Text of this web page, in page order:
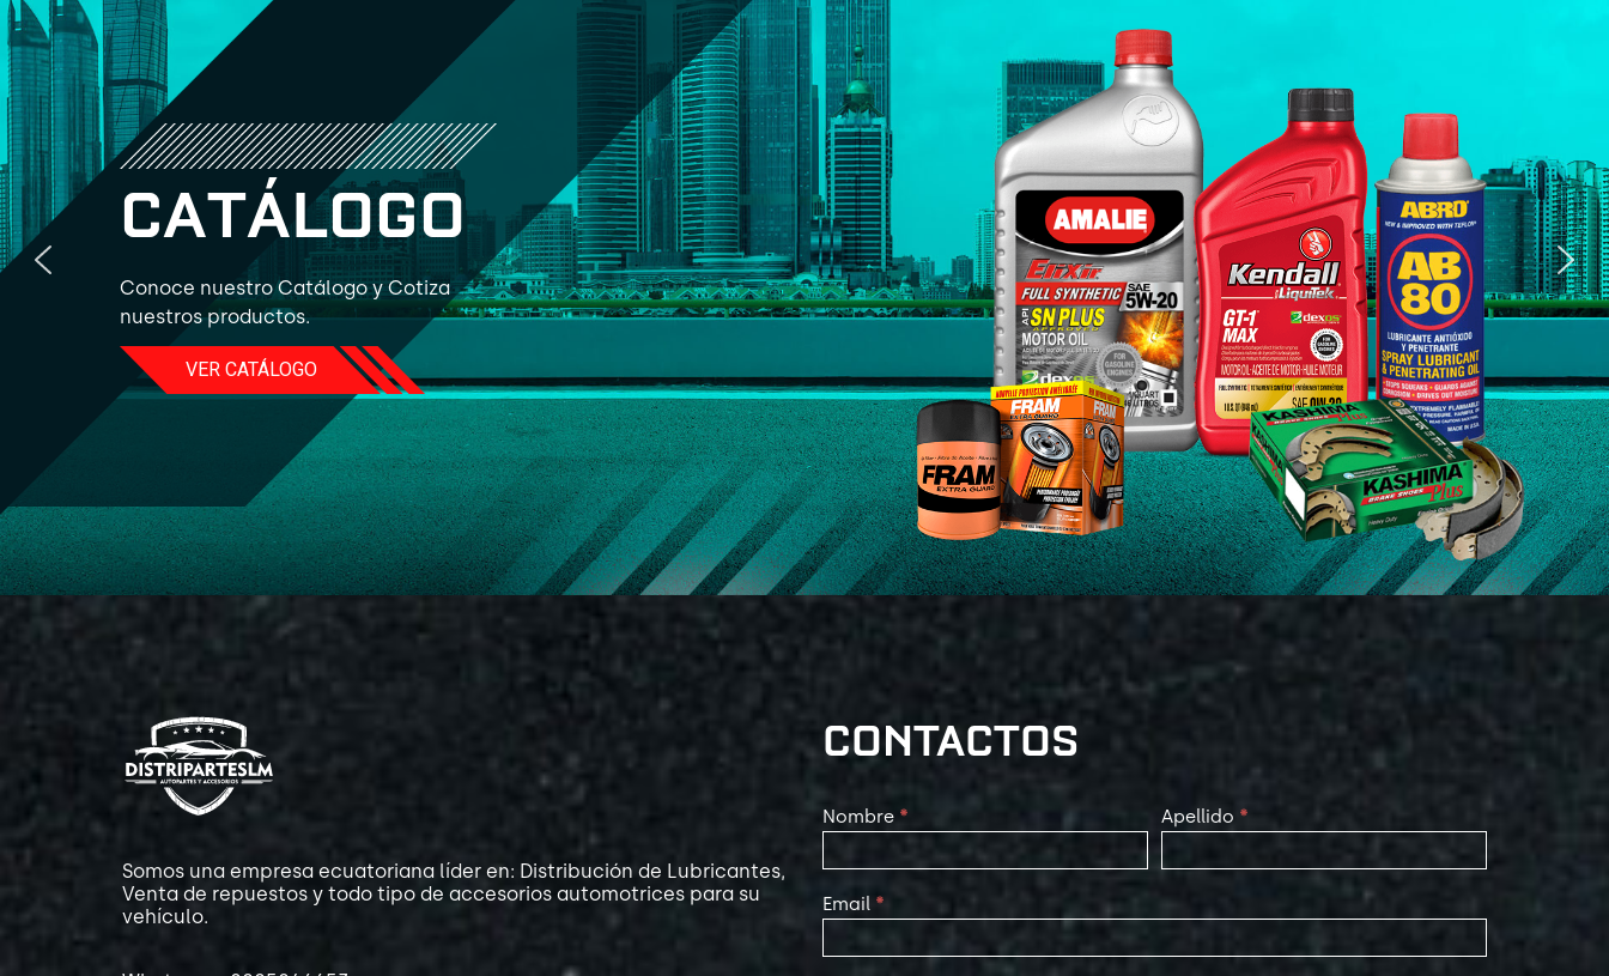
CATÁLOGO
Conoce nuestro Catálogo y Cotiza
nuestros productos.
VER CATÁLOGO
Somos una empresa ecuatoriana líder en: Distribución de Lubricantes,
Venta de repuestos y todo tipo de accesorios automotrices para su
vehículo.
CONTACTOS
Contact
Us
Nombre * Apellido *
Email *